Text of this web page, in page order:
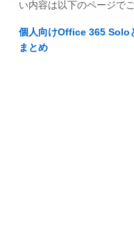
い内容は以下のページで
個人向けOffice 365 Solo
まとめ